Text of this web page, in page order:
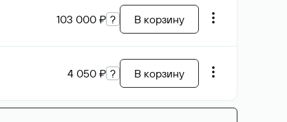
103 000 ₽ ? В корзину
4 050 ₽ ? В корзину